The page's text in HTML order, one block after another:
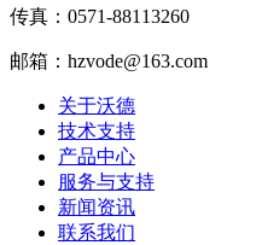
传真：0571-88113260
邮箱：hzvode@163.com
关于沃德
技术支持
产品中心
服务与支持
新闻资讯
联系我们